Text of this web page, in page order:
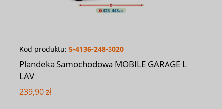
Kod produktu: 5-4136-248-3020
Plandeka Samochodowa MOBILE GARAGE L
LAV
239,90 zł